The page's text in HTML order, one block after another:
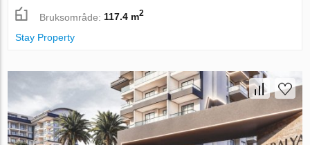
Bruksområde:117.4 m2
Stay Property